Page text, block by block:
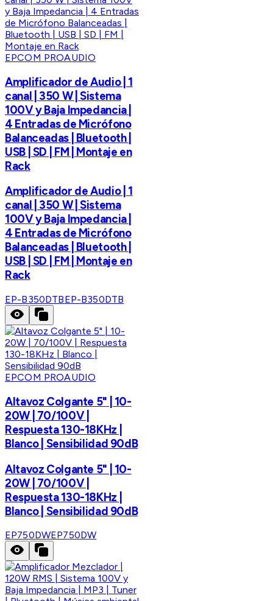
EPCOM PROAUDIO
Amplificador de Audio | 1
canal | 350 W | Sistema
100V y Baja Impedancia |
4 Entradas de Micrófono
Balanceadas | Bluetooth |
USB | SD | FM | Montaje en
Rack
Amplificador de Audio | 1
canal | 350 W | Sistema
100V y Baja Impedancia |
4 Entradas de Micrófono
Balanceadas | Bluetooth |
USB | SD | FM | Montaje en
Rack
EP-B350DTBEP-B350DTB
EPCOM PROAUDIO
Altavoz Colgante 5" | 10-
20W | 70/100V |
Respuesta 130-18KHz |
Blanco | Sensibilidad 90dB
Altavoz Colgante 5" | 10-
20W | 70/100V |
Respuesta 130-18KHz |
Blanco | Sensibilidad 90dB
EP750DWEP750DW